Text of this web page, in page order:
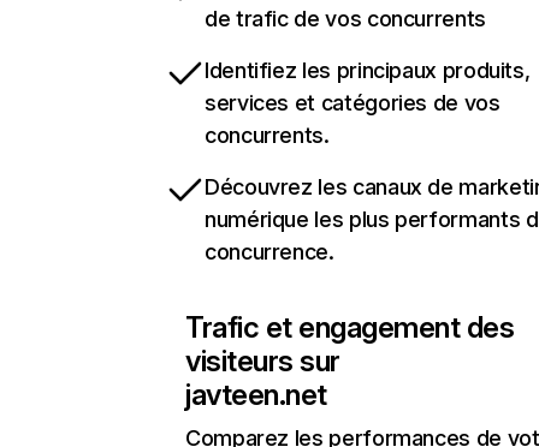
de trafic de vos concurrents
Identifiez les principaux produits,
services et catégories de vos
concurrents.
Découvrez les canaux de
numérique les plus performants
concurrence.
Trafic et engagement des
visiteurs sur
javteen.net
Comparez les performances de